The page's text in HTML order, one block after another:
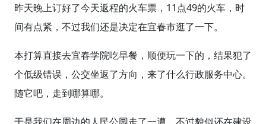
昨天晚上订好了今天返程的火车票，11点49的火车，时
间有点紧，不过我们还是决定在宜春市逛了一下。
本打算直接去宜春学院吃早餐，顺便玩一下的，结果犯了
个低级错误，公交坐返了方向，来了什么行政服务中心。
随它吧，走到哪算哪。